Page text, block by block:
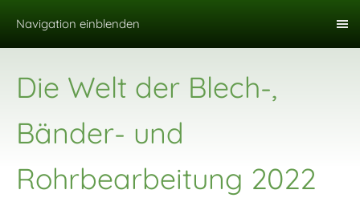
Navigation einblenden
Die Welt der Blech-,
Bänder- und
Rohrbearbeitung 2022